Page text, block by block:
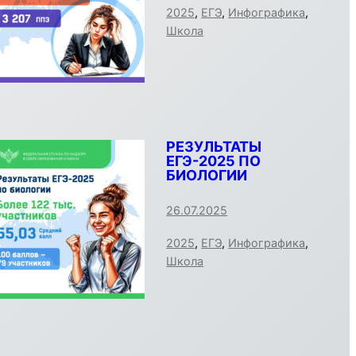
2025, ЕГЭ, Инфографика,
Школа
РЕЗУЛЬТАТЫ
ЕГЭ-2025 ПО
БИОЛОГИИ
26.07.2025
2025, ЕГЭ, Инфографика,
Школа